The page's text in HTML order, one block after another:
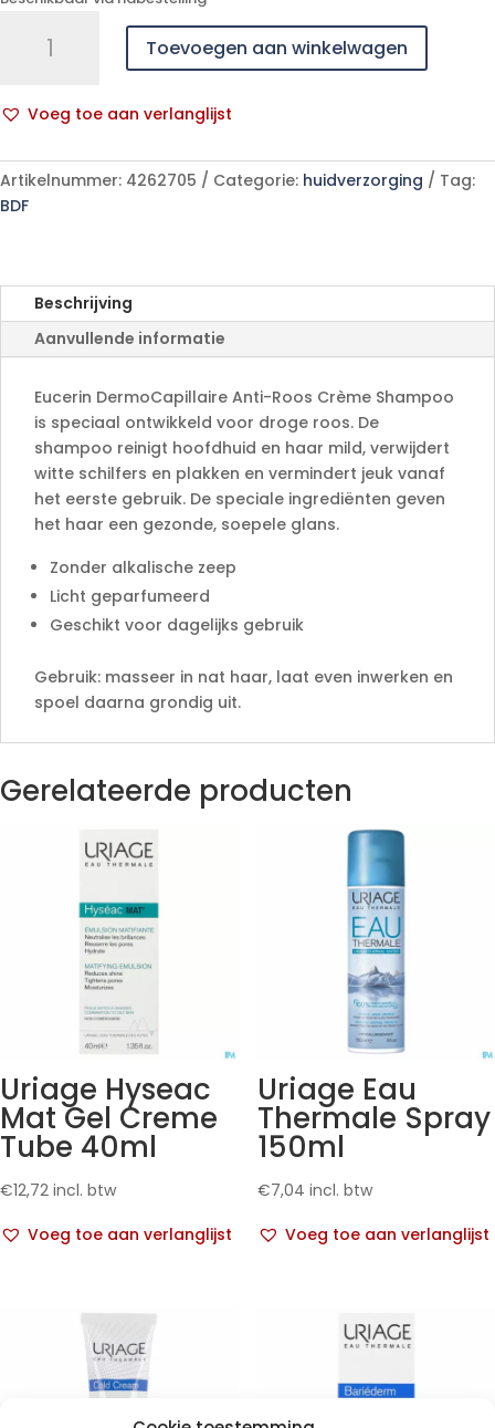
Dermocapil.
250ml
Toevoegen aan winkelwagen
Voeg toe aan verlanglijst
l
t
e
a
t
Artikelnummer: 4262705 Categorie: huidverzorging
Tag:
BDF
Beschrijving
Aanvullende informatie
Eucerin DermoCapillaire Anti-Roos Crème Shampoo
is speciaal ontwikkeld voor droge roos. De
shampoo reinigt hoofdhuid en haar mild, verwijdert
witte schilfers en plakken en vermindert jeuk vanaf
het eerste gebruik. De speciale ingrediënten geven
het haar een gezonde, soepele glans.
Zonder alkalische zeep
Licht geparfumeerd
Geschikt voor dagelijks gebruik
Gebruik: masseer in nat haar, laat even inwerken en
spoel daarna grondig uit.
Gerelateerde producten
Uriage Hyseac
Mat Gel Creme
Tube 40ml
€12,72 incl. btw
Voeg toe aan verlanglijst
Uriage Eau
Thermale Spray
150ml
€7,04 incl. btw
Voeg toe aan verlanglijst